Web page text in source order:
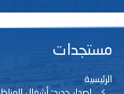
مستجدات
الرئيسية